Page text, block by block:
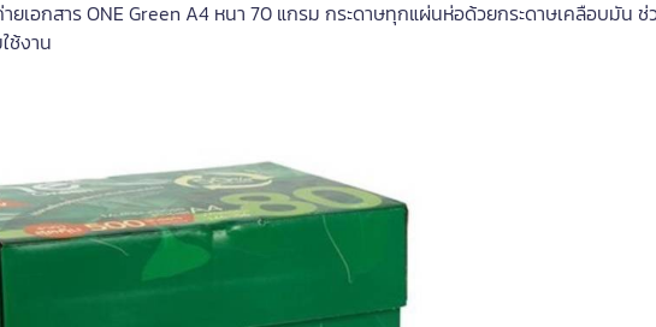
ยเอกสาร ONE Green A4 หนา 70 แกรม กระดาษทุกแผ่นห่อด้วยกระดาษเคลือบมัน ช่
ช้งาน